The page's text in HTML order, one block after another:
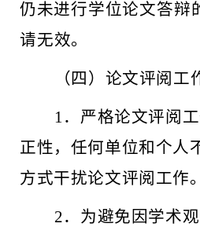
仍未进行学位论文答辩
请无效。
（四）论文评阅工
1．严格论文评阅
正性，任何单位和个人
方式干扰论文评阅工作。
2．为避免因学术